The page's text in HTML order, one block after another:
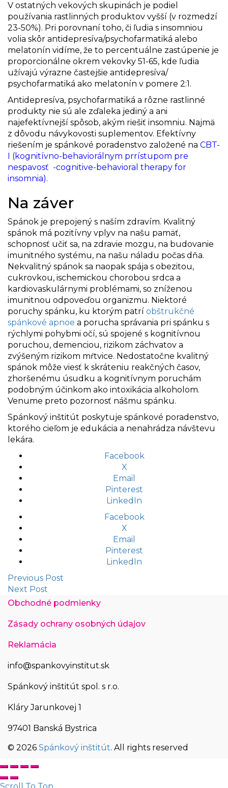
V ostatných vekových skupinách je podiel
používania rastlinných produktov vyšší (v rozmedzí
23-50%). Pri porovnaní toho, či ľudia s insomniou
volia skôr antidepresíva/psychofarmatiká alebo
melatonín vidíme, že to percentuálne zastúpenie je
proporcionálne okrem vekovky 51-65, kde ľudia
užívajú výrazne častejšie antidepresíva/
psychofarmatiká ako melatonín v pomere 2:1.
Antidepresíva, psychofarmatiká a rôzne rastlinné
produkty nie sú ale zďaleka jediný a ani
najefektívnejší spôsob, akým riešiť insomniu. Najmä
z dôvodu návykovosti suplementov. Efektívny
riešením je spánkové poradenstvo založené na CBT-
I (kognitívno-behaviorálnym prrístupom pre
nespavosť -cognitive-behavioral therapy for
insomnia).
Na záver
Spánok je prepojený s naším zdravím. Kvalitný
spánok má pozitívny vplyv na našu pamäť,
schopnosť učiť sa, na zdravie mozgu, na budovanie
imunitného systému, na našu náladu počas dňa.
Nekvalitný spánok sa naopak spája s obezitou,
cukrovkou, ischemickou chorobou srdca a
kardiovaskulárnymi problémami, so zníženou
imunitnou odpoveďou organizmu. Niektoré
poruchy spánku, ku ktorým patrí obštrukčné
spánkové apnoe a porucha správania pri spánku s
rýchlymi pohybmi očí, sú spojené s kognitívnou
poruchou, demenciou, rizikom záchvatov a
zvýšeným rizikom mŕtvice. Nedostatočne kvalitný
spánok môže viesť k skráteniu reakčných časov,
zhoršenému úsudku a kognitívnym poruchám
podobným účinkom ako intoxikácia alkoholom.
Venume preto pozornosť nášmu spánku.
Spánkový inštitút poskytuje spánkové poradenstvo,
ktorého cieľom je edukácia a nenahrádza návštevu
lekára.
Facebook
X
Email
Pinterest
LinkedIn
Facebook
X
Email
Pinterest
LinkedIn
Previous Post
Next Post
Obchodné podmienky
Zásady ochrany osobných údajov
Reklamácia
info@spankovyinstitut.sk
Spánkový inštitút spol. s r.o.
Kláry Jarunkovej 1
97401 Banská Bystrica
© 2026 Spánkový inštitút. All rights reserved